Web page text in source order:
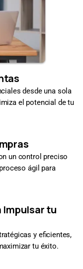
desde una sola
el potencial de tu
un control preciso
ágil para
Impulsar tu
y eficientes,
tu éxito.